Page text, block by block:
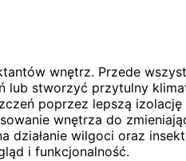
wnętrz. Przede
stworzyć przytulny
poprzez lepszą
wnętrza do
działanie wilgoci oraz
i funkcjonalność.